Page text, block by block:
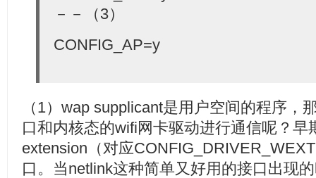
－－（3）
CONFIG_AP=y
（1）wap supplicant是用户空间的程序，
口和内核态的wifi网卡驱动进行通信呢？早
extension（对应
口。当netlink这种简单又好用的接口出现